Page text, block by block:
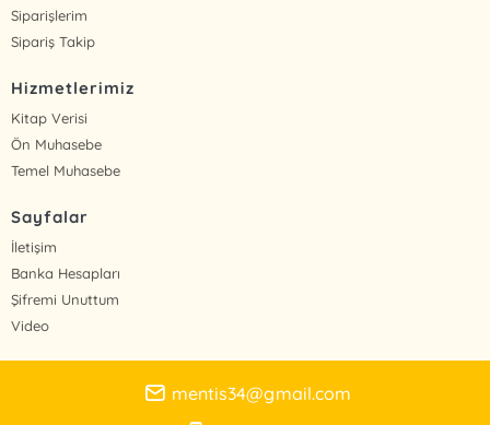
Siparişlerim
Sipariş Takip
Hizmetlerimiz
Kitap Verisi
Ön Muhasebe
Temel Muhasebe
Sayfalar
İletişim
Banka Hesapları
Şifremi Unuttum
Video
mentis34@gmail.com